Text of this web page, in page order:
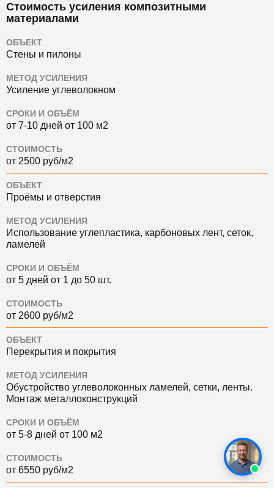
Стоимость усиления композитными
материалами
ОБЪЕКТ
Стены и пилоны
МЕТОД УСИЛЕНИЯ
Усиление углеволокном
СРОКИ И ОБЪЁМ
от 7-10 дней от 100 м2
СТОИМОСТЬ
от 2500 руб/м2
ОБЪЕКТ
Проёмы и отверстия
МЕТОД УСИЛЕНИЯ
Использование углепластика, карбоновых лент, сеток,
ламелей
СРОКИ И ОБЪЁМ
от 5 дней от 1 до 50 шт.
СТОИМОСТЬ
от 2600 руб/м2
ОБЪЕКТ
Перекрытия и покрытия
МЕТОД УСИЛЕНИЯ
Обустройство углеволоконных ламелей, сетки, ленты.
Монтаж металлоконструкций
СРОКИ И ОБЪЁМ
от 5-8 дней от 100 м2
СТОИМОСТЬ
от 6550 руб/м2